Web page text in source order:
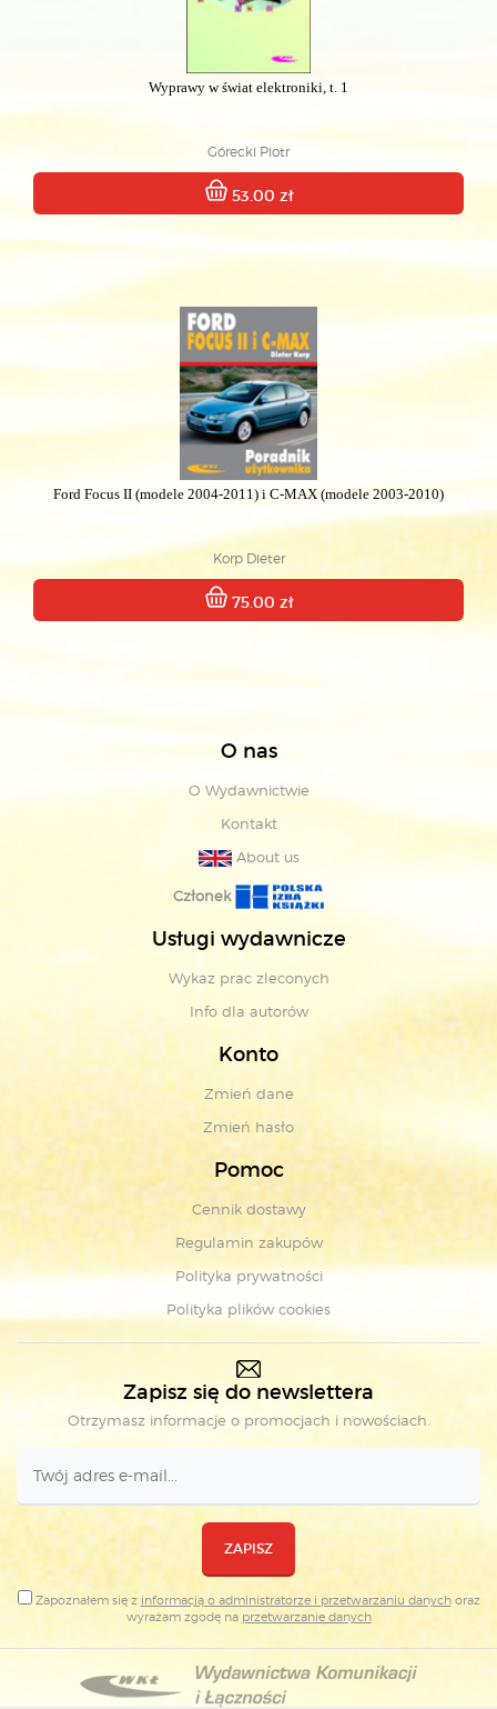
Wyprawy w świat elektroniki, t. 1
Górecki Piotr
53.00 zł
Ford Focus II (modele 2004-2011) i C-MAX (modele 2003-2010)
Korp Dieter
75.00 zł
O nas
O Wydawnictwie
Kontakt
About us
Członek
Usługi wydawnicze
Wykaz prac zleconych
Info dla autorów
Konto
Zmień dane
Zmień hasło
Pomoc
Cennik dostawy
Regulamin zakupów
Polityka prywatności
Polityka plików cookies
Zapisz się do newslettera
Otrzymasz informacje o promocjach i nowościach.
ZAPISZ
Zapoznałem się z informacją o administratorze i przetwarzaniu danychoraz
wyrażam zgodę na przetwarzanie danych